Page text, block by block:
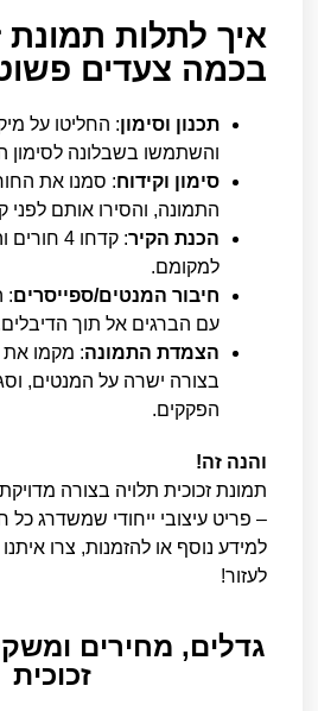
איך לתלות תמונת
בכמה צעדים
תכנון וסימון: החליטו על
והשתמשו בשבלונה לסימון
סימון וקידוח: סמנו את
התמונה, והסירו אותם לפני
הכנת הקיר
: קדחו 4
למקומם.
חיבור המנטים/ספייסרים:
עם הברגים אל תוך
הצמדת התמונה: מקמו את
בצורה ישרה על המנטים,
הפקקים.
והנה זה!
תמונת זכוכית תלויה בצורה
– פריט עיצובי ייחודי שמשדרג כל
למידע נוסף או להזמנות, צרו
לעזור!
גדלים, מחירים
זכוכית​